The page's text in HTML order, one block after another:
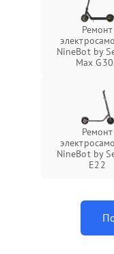
Ремонт
NineBot by
Max
Ремонт
NineBot by
E22